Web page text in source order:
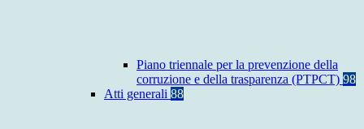
Piano triennale per la prevenzione della
corruzione e della trasparenza (PTPCT) 98
Atti generali 88